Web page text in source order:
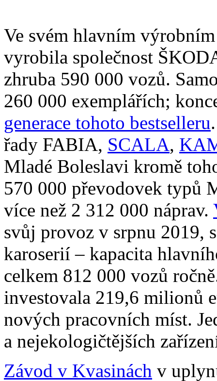
Ve svém hlavním
vyrobila společnost
zhruba 590 000 vozů.
260 000 exemplářích;
generace tohoto bestselleru
řady FABIA, SCALA,
Mladé Boleslavi kromě
570 000 převodovek typů
více než 2 312 000 náprav.
svůj provoz v srpnu 2019,
karoserií – kapacita
celkem 812 000 vozů
investovala 219,6 milionů
nových pracovních míst.
a nejekologičtějších
Závod v Kvasinách v